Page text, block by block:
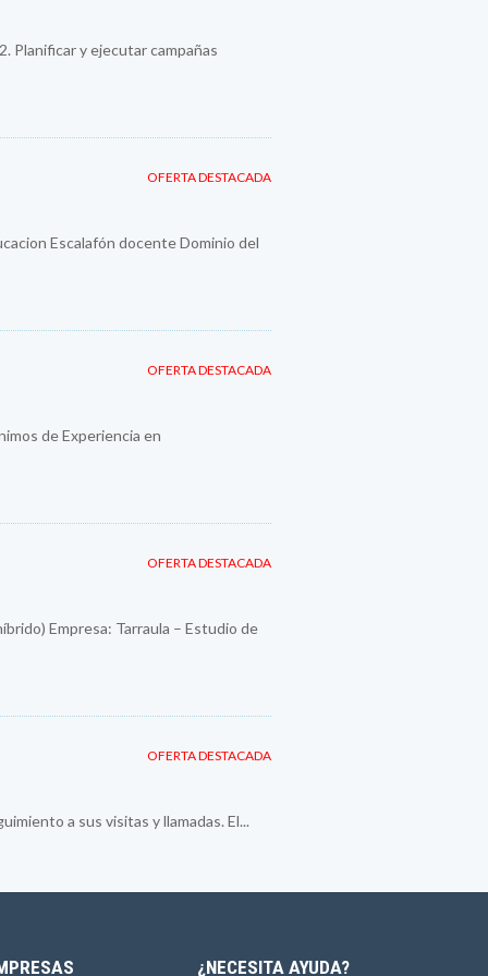
Planificar y ejecutar campañas
OFERTA DESTACADA
Escalafón docente Dominio del
OFERTA DESTACADA
de Experiencia en
OFERTA DESTACADA
Empresa: Tarraula – Estudio de
OFERTA DESTACADA
a sus visitas y llamadas. El...
¿NECESITA AYUDA?